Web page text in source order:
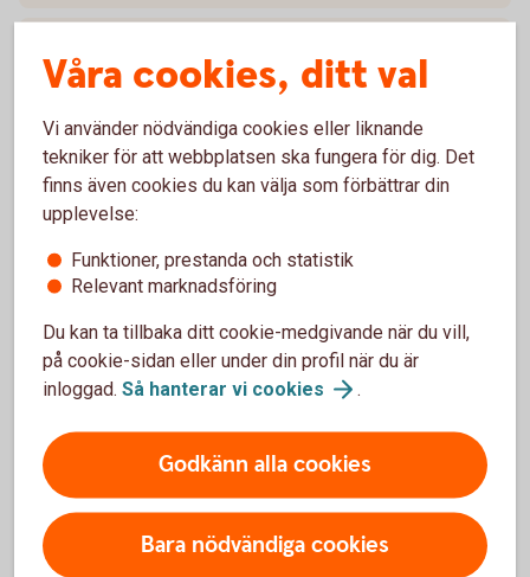
Förfall
Aktuellt om Bull
2021-12-15, Swedbank stänger ned några av sina
börshandlade certifikat (pdf)
2018-10-05, sista handelsdag för BULL FINGB X5SW
2 och BULL FINGB X8SW 2 (pdf)
2017-12-01, Bull&Bear certifikat byter handelsplats
Våra cookies, ditt val
Vi använder nödvändiga cookies eller liknande
tekniker för att webbplatsen ska fungera för dig. Det
finns även cookies du kan välja som förbättrar din
upplevelse:
Funktioner, prestanda och statistik
Relevant marknadsföring
Du kan ta tillbaka ditt cookie-medgivande när du vill,
på cookie-sidan eller under din profil när du är
inloggad. Så hanterar vi cookies .
Godkänn alla cookies
Bara nödvändiga cookies